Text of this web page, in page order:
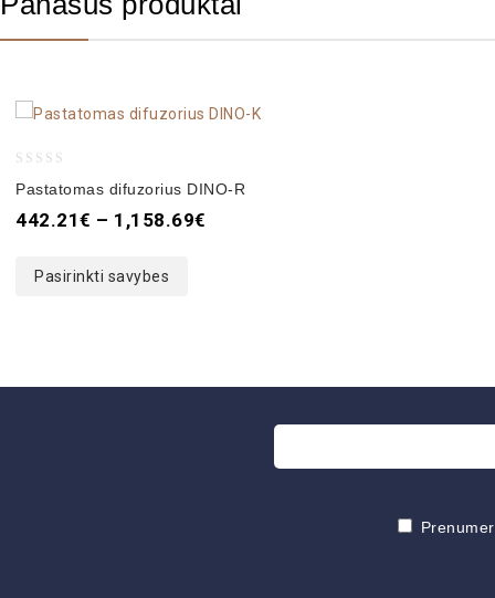
Pastatomas difuzorius DINO-R
442.21€ – 1,158.69€
Pasirinkti savybes